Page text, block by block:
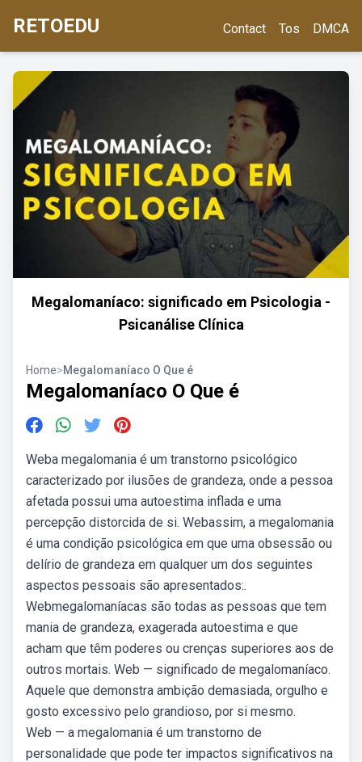
RETOEDU Contact Tos DMCA
Megalomaníaco: significado em Psicologia -
Psicanálise Clínica
Home>Megalomaníaco O Que é
Megalomaníaco O Que é
Weba megalomania é um transtorno psicológico
caracterizado por ilusões de grandeza, onde a pessoa
afetada possui uma autoestima inflada e uma
percepção distorcida de si. Webassim, a megalomania
é uma condição psicológica em que uma obsessão ou
delírio de grandeza em qualquer um dos seguintes
aspectos pessoais são apresentados:.
Webmegalomaníacas são todas as pessoas que tem
mania de grandeza, exagerada autoestima e que
acham que têm poderes ou crenças superiores aos de
outros mortais. Web — significado de megalomaníaco.
Aquele que demonstra ambição demasiada, orgulho e
gosto excessivo pelo grandioso, por si mesmo.
Web — a megalomania é um transtorno de
personalidade que pode ter impactos significativos na